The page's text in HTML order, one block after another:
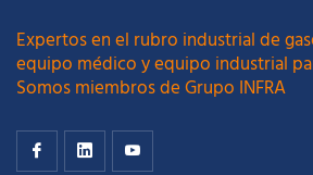
Expertos en el rubro industrial de
equipo médico y equipo industrial
Somos miembros de Grupo INFRA